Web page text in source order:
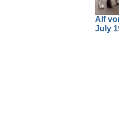
Alf
July